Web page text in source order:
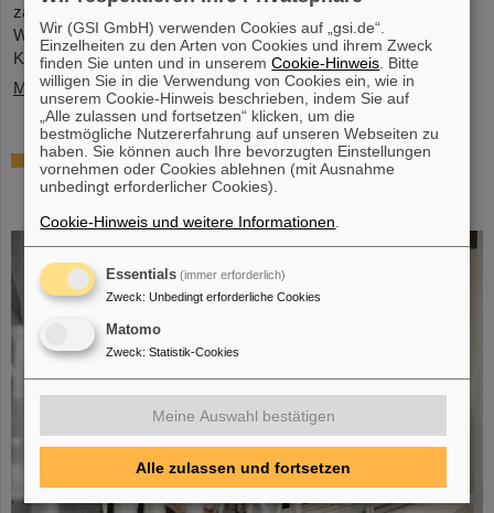
zahlreichen Vertreter*innen aus Politk, Wirtschaft und
Wissenschaft ein Memorandum of Understanding (MoU) zur
Kernfusion.
Mehr »
Schaufenster in die Spitzenforschung:
SCIENCE POP-UP von GSI/FAIR bringt
Wir (GSI GmbH) verwenden Cookies auf „gsi.de“.
Einzelheiten zu den Arten von Cookies und ihrem Zweck
finden Sie unten und in unseremCookie-Hinweis . Bitte
willigen Sie in die Verwendung von Cookies ein, wie in
unserem Cookie-Hinweis beschrieben, indem Sie auf
„Alle zulassen und fortsetzen“ klicken, um die
bestmögliche Nutzererfahrung auf unseren Webseiten zu
haben. Sie können auch Ihre bevorzugten Einstellungen
vornehmen oder Cookies ablehnen (mit Ausnahme
unbedingt erforderlicher Cookies).
Cookie-Hinweis und weitere Informationen
Essentials (immer erforderlich)
Zweck: Unbedingt erforderliche Cookies
Matomo
Zweck: Statistik-Cookies
Meine Auswahl bestätigen
Alle zulassen und fortsetzen